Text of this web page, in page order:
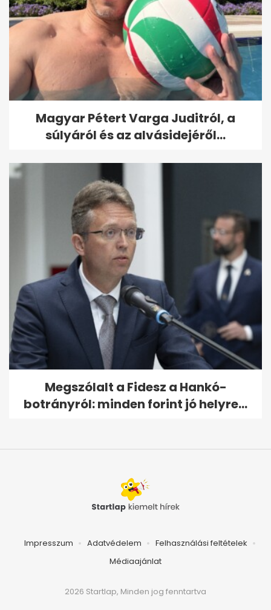
Magyar Pétert Varga Juditról, a
súlyáról és az alvásidejéről...
Megszólalt a Fidesz a Hankó-
botrányról: minden forint jó helyre...
Impresszum Adatvédelem
Felhasználási feltételek
Médiaajánlat
2026 Startlap, Minden jog fenntartva